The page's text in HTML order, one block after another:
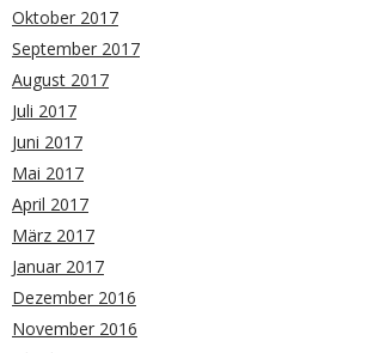
Oktober 2017
September 2017
August 2017
Juli 2017
Juni 2017
Mai 2017
April 2017
März 2017
Januar 2017
Dezember 2016
November 2016